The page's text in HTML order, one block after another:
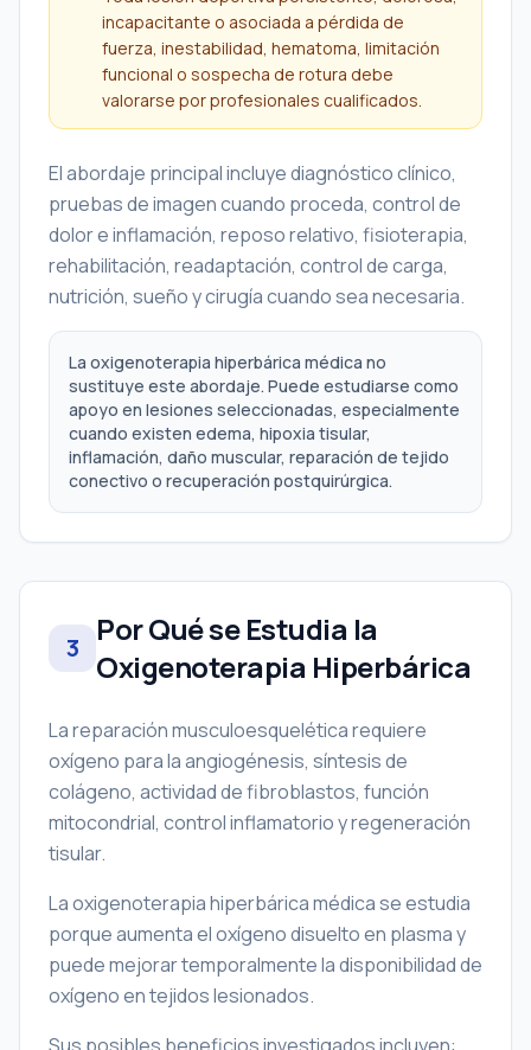
incapacitante o asociada a pérdida de
fuerza, inestabilidad, hematoma, limitación
funcional o sospecha de rotura debe
valorarse por profesionales cualificados.
El abordaje principal incluye diagnóstico clínico,
pruebas de imagen cuando proceda, control de
dolor e inflamación, reposo relativo, fisioterapia,
rehabilitación, readaptación, control de carga,
nutrición, sueño y cirugía cuando sea necesaria.
La oxigenoterapia hiperbárica médica no
sustituye este abordaje. Puede estudiarse como
apoyo en lesiones seleccionadas, especialmente
cuando existen edema, hipoxia tisular,
inflamación, daño muscular, reparación de tejido
conectivo o recuperación postquirúrgica.
3
Por Qué se Estudia la
Oxigenoterapia Hiperbárica
La reparación musculoesquelética requiere
oxígeno para la angiogénesis, síntesis de
colágeno, actividad de fibroblastos, función
mitocondrial, control inflamatorio y regeneración
tisular.
La oxigenoterapia hiperbárica médica se estudia
porque aumenta el oxígeno disuelto en plasma y
puede mejorar temporalmente la disponibilidad de
oxígeno en tejidos lesionados.